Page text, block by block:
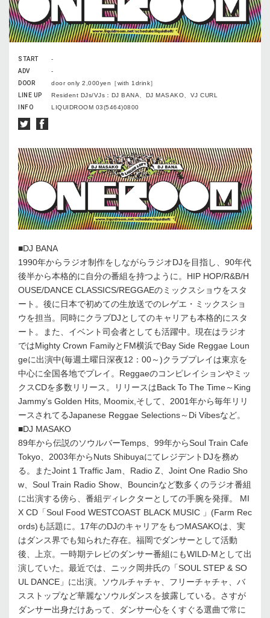
START
-
ADV
-
DOOR
door only 2,000yen［with 1drink］
LINE UP
Resident DJs/VJs：DJ BANA、DJ MASAKO、VJ CURL
INFO
LIQUIDROOM 03(5464)0800
■DJ BANA
1990年からラジオ制作をしながらラジオDJを目指し、90年代
後半から本格的に自分の番組を持つように。HIP HOP/R&B/H
OUSE/DANCE CLASSICS/REGGAEのミックスショウをスタ
ート。後に日本で初めての生放送でのレゲエ・ミックスショ
ウを担当。同時にクラブDJとしてのキャリアも本格的にスタ
ート。また、イベント司会者としても活躍中。現在はラジオ
ではMighty Crown FamilyとFM横浜でBay Side Reggae Loun
geに出演中(毎週土曜日深夜12：00～)クラブプレイは東京を
中心に全国各地でプレイ。Reggaeのコンピレイションやミッ
クスCDを多数リリース。リリースはBack To The Time～King
Jammy’s Golden Hits, Moomix,そして、2001年から毎年リリ
ースされてるJapanese Reggae Selections～Di Vibesなど。
■DJ MASAKO
89年から伝説のソウルバーTemps、99年からSoul Train Cafe
Tokyo、2003年からNuts ShibuyaにてレジデントDJを務め
る。またJoint 1 Traffic Jam、Radio Z、Joint One Radio Sho
w、Soul Train Radio Show、Bouncinなど数多くのラジオ番組
に出演する傍ら、番組ディレクターとしての手腕を発揮。 MI
X CD「Soul Food WESTCOAST BLACK MUSIC 」(Farm Rec
ords)も話題に。17年のDJのキャリアをもつMASAKOは、実
はダンス界でも知られた存在。福岡でダンサーとして活動
後、上京。一時期テレビのダンサー番組にもWILD-Mとして出
演していた。最近では、ニック岡井氏の「SOUL STEP & SO
UL DANCE」に出演。ソウルチャチャ、フリーチャチャ、バ
スストップなど華麗なソウルダンスを披露している。さすが
ダンサー出身だけあって、ダンサー心をくすぐる選曲で常に